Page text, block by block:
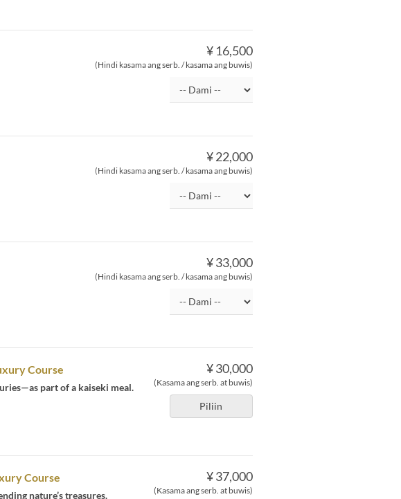
¥ 16,500
(Hindi kasama ang serb. / kasama ang buwis)
¥ 22,000
(Hindi kasama ang serb. / kasama ang buwis)
¥ 33,000
(Hindi kasama ang serb. / kasama ang buwis)
¥ 30,000
(Kasama ang serb. at buwis)
Piliin
Course
part of a kaiseki meal.
¥ 37,000
(Kasama ang serb. at buwis)
Course
nature’s treasures.